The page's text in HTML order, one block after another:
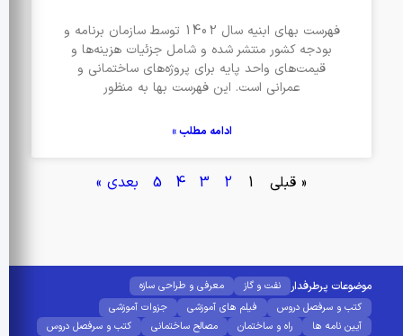
فهرست بهای ابنیه سال 1402 توسط سازمان برنامه و
بودجه کشور منتشر شده و شامل جزئیات هزینه‌ها و
قیمت‌های واحد پایه برای پروژه‌های ساختمانی و
عمرانی است. این فهرست بها به منظور
ادامه مطلب »
« قبلی 1 بعدی »
پرطرفدار نفت و گاز
معرفی و طراحی سازه
کتب و سرفصل دروس
فیلم های آموزشی
جزوات آموزشی
آیین نامه ها
راه و ساختمان مصالح ساختمانی
کتب و سرفصل دروس